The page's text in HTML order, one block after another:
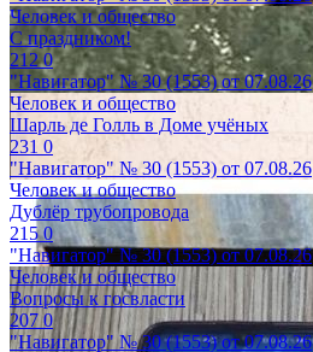
Человек и общество
С праздником!
2120
"Навигатор" № 30 (1553) от 07.08.26
Человек и общество
Шарль де Голль в Доме учёных
231 0
"Навигатор" № 30 (1553) от 07.08.26
Человек и общество
Дублёр трубопровода
2150
"Навигатор" № 30 (1553) от 07.08.26
Человек и общество
Вопросы к госвласти
2070
"Навигатор" № 30 (1553) от 07.08.26